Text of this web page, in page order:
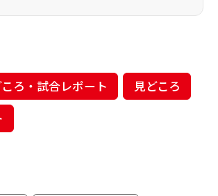
ろ・試合レポート
見どころ